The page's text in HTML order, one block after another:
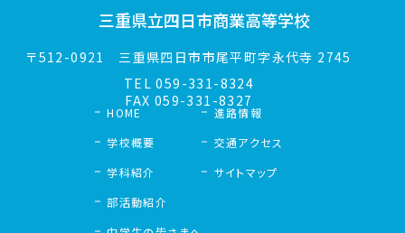
三重県立四日市商業高等学校
〒512-0921
三重県四日市市尾平町字永代寺 2745
TEL059-331-8324
FAX 059-331-8327
HOME
学校概要
学科紹介
部活動紹介
進路情報
交通アクセス
サイトマップ